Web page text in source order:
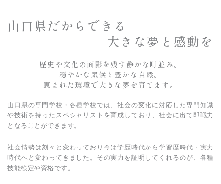
山口県だからできる
大きな夢と感動を
歴史や文化の面影を残す静かな町並み。
穏やかな気候と豊かな自然。
恵まれた環境で大きな夢を育てます。
山口県の専門学校・各種学校では、社会の変化に対応した専門知識
や技術を持ったスペシャリストを育成しており、社会に出て即戦力
となることができます。
社会情勢は刻々と変わっており今は学歴時代から学習歴時代・実力
時代へと変わってきました。その実力を証明してくれるのが、各種
技能検定や資格です。